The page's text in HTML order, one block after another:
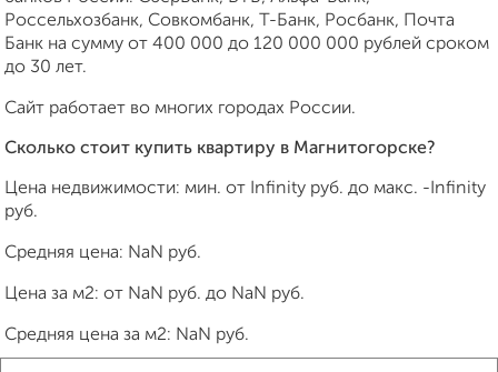
Россельхозбанк, Совкомбанк, Т-Банк, Росбанк, Почта
Банк на сумму от 400 000 до 120 000 000 рублей сроком
до 30 лет.
Сайт работает во многих городах России.
Сколько стоит купить квартиру в Магнитогорске?
Цена недвижимости: мин. от Infinity руб. до макс. -Infinity
руб.
Средняя цена: NaN руб.
Цена за м2: от NaN руб. до NaN руб.
Средняя цена за м2: NaN руб.